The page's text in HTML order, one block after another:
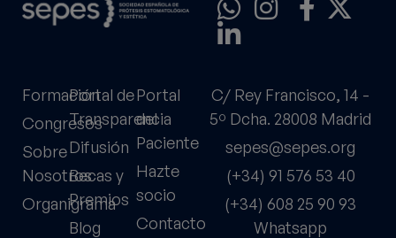
Formación
Congresos
Sobre
Nosotros
Organigrama
Portal de
Transparencia
Difusión
Becas y
Premios
Blog
Portal
del
Paciente
Hazte
socio
Contacto
C/ Rey Francisco, 14 -
5º Dcha. 28008 Madrid
sepes@sepes.org
(+34) 91 576 53 40
(+34) 608 25 90 93
Whatsapp